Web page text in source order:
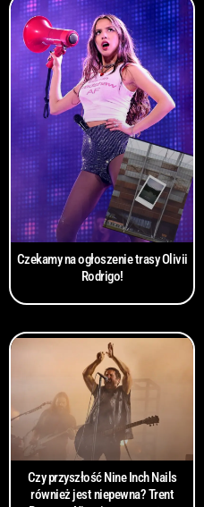
Czekamy na ogłoszenie trasy Olivii
Rodrigo!
Czy przyszłość Nine Inch Nails
również jest niepewna? Trent